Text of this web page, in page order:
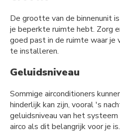
De grootte van de binnenunit
je beperkte ruimte hebt. Zorg
goed past in de ruimte waar je
te installeren.
Geluidsniveau
Sommige airconditioners
hinderlijk kan zijn, vooral 's
geluidsniveau van het
airco als dit belangrijk voor je is.